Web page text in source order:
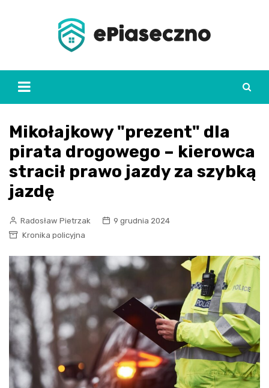
Mikołajkowy "prezent" dla
pirata drogowego – kierowca
stracił prawo jazdy za szybką
jazdę
Radosław Pietrzak
9 grudnia 2024
Kronika policyjna